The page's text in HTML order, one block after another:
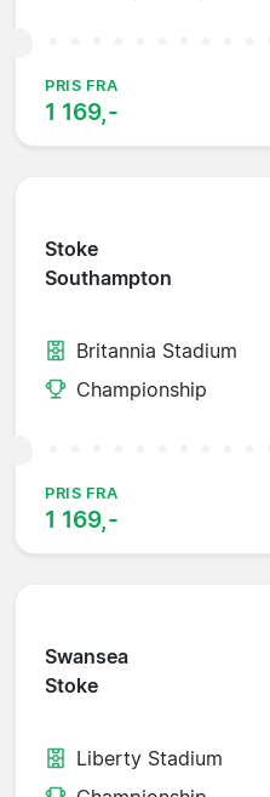
PRIS FRA
1 169,-
Stoke
Southampton
Britannia Stadium
Championship
PRIS FRA
1 169,-
Swansea
Stoke
Liberty Stadium